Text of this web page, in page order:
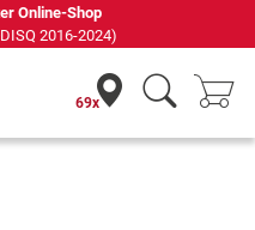
Online-Shop
2016-2024)
69x